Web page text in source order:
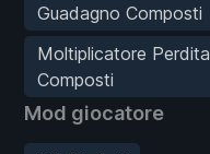
Guadagno Composti
Moltiplicatore Perdita
Composti
Mod giocatore